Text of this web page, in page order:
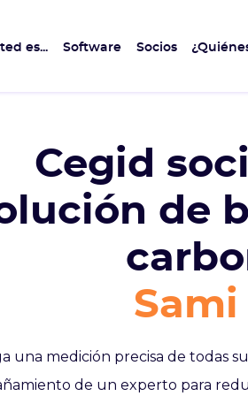
es... Software Socios
Cegid
de
Sami
una medición precisa de todas
de un experto para